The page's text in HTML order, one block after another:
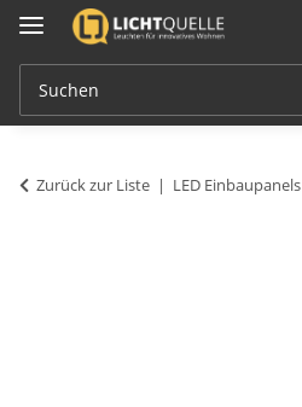
Zurück zur Liste LED Einbaupanels